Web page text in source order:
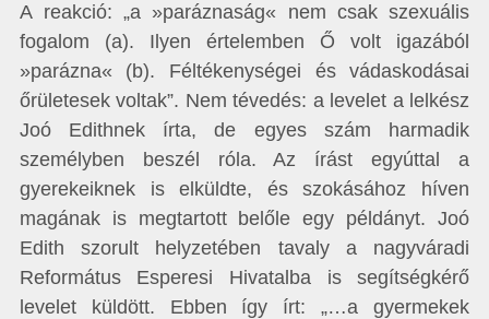
A reakció: „a »paráznaság« nem csak szexuális
fogalom (a). Ilyen értelemben Ő volt igazából
»parázna« (b). Féltékenységei és vádaskodásai
őrületesek voltak”. Nem tévedés: a levelet a lelkész
Joó Edithnek írta, de egyes szám harmadik
személyben beszél róla. Az írást egyúttal a
gyerekeiknek is elküldte, és szokásához híven
magának is megtartott belőle egy példányt. Joó
Edith szorult helyzetében tavaly a nagyváradi
Református Esperesi Hivatalba is segítségkérő
levelet küldött. Ebben így írt: „…a gyermekek